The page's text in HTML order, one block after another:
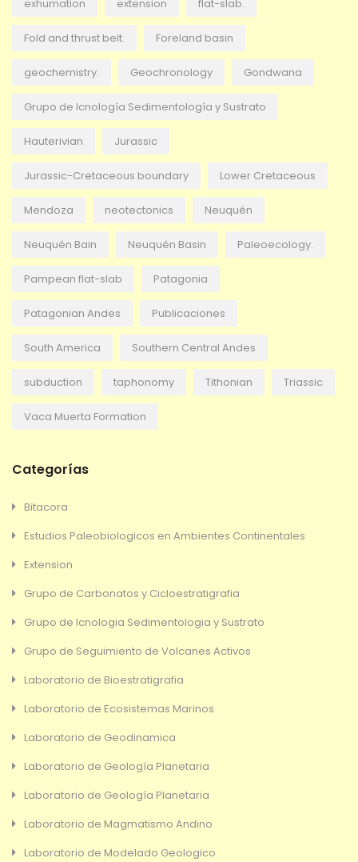
exhumation extension flat-slab.
Fold and thrust belt. Foreland basin
geochemistry. Geochronology Gondwana
Grupo de Icnología Sedimentología y Sustrato
Hauterivian Jurassic
Jurassic-Cretaceous boundary Lower Cretaceous
Mendoza neotectonics Neuquén
Neuquén Bain Neuquén Basin Paleoecology.
Pampean flat-slab Patagonia
Patagonian Andes Publicaciones
South America Southern Central Andes
subduction taphonomy Tithonian Triassic
Vaca Muerta Formation
Categorías
Bitacora
Estudios Paleobiologicos en Ambientes Continentales
Extension
Grupo de Carbonatos y Cicloestratigrafia
Grupo de Icnologia Sedimentologia y Sustrato
Grupo de Seguimiento de Volcanes Activos
Laboratorio de Bioestratigrafia
Laboratorio de Ecosistemas Marinos
Laboratorio de Geodinamica
Laboratorio de Geología Planetaria
Laboratorio de Geología Planetaria
Laboratorio de Magmatismo Andino
Laboratorio de Modelado Geologico